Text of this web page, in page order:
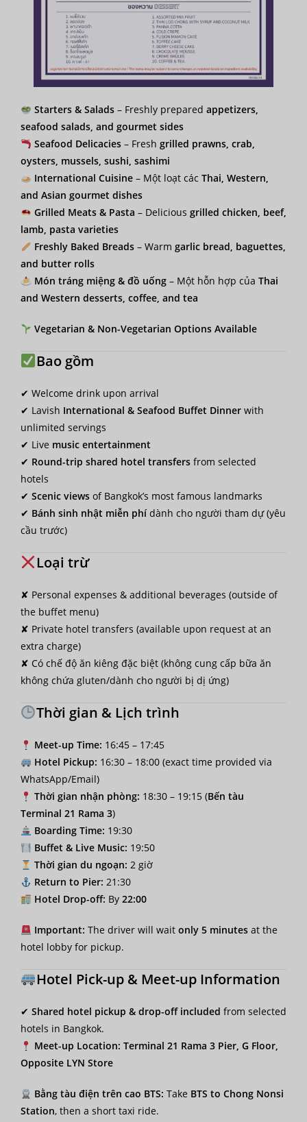
Starters & Salads– Freshly prepared appetizers,
seafood salads, and gourmet sides
Seafood Delicacies– Fresh grilled prawns, crab,
oysters, mussels, sushi, sashimi
International Cuisine– Một loạt các Thai, Western,
and Asian gourmet dishes
Grilled Meats & Pasta – Delicious grilled chicken, beef,
lamb, pasta varieties
Freshly Baked Breads– Warm garlic bread, baguettes,
and butter rolls
Món tráng miệng & đồ uống– Một hỗn hợp của Thai
and Western desserts, coffee, and tea
Vegetarian & Non-Vegetarian Options Available
Bao gồm
✔ Welcome drink upon arrival
✔ Lavish International & Seafood Buffet Dinner with
unlimited servings
✔ Live music entertainment
✔ Round-trip shared hotel transfers from selected
hotels
✔ Scenic views of Bangkok’s most famous landmarks
✔ Bánh sinh nhật miễn phídành cho người tham dự (yêu
cầu trước)
Loại trừ
✘ Personal expenses & additional beverages (outside of
the buffet menu)
✘ Private hotel transfers (available upon request at an
extra charge)
✘ Có chế độ ăn kiêng đặc biệt (không cung cấp bữa ăn
không chứa gluten/dành cho người bị dị ứng)
Thời gian & Lịch trình
Meet-up Time: 16:45 – 17:45
Hotel Pickup: 16:30 – 18:00 (exact time provided via
WhatsApp/Email)
Thời gian nhận phòng: 18:30 – 19:15 (Bến tàu
Terminal 21 Rama 3)
Boarding Time: 19:30
Buffet & Live Music: 19:50
Thời gian du ngoạn: 2 giờ
Return to Pier: 21:30
Hotel Drop-off: By 22:00
Important: The driver will wait only 5 minutesat the
hotel lobby for pickup.
Hotel Pick-up & Meet-up Information
✔ Shared hotel pickup & drop-off included from selected
hotels in Bangkok.
Meet-up Location: Terminal 21 Rama 3 Pier, G Floor,
Opposite LYN Store
Bằng tàu điện trên cao BTS: Take BTS to Chong Nonsi
Station, then a short taxi ride.